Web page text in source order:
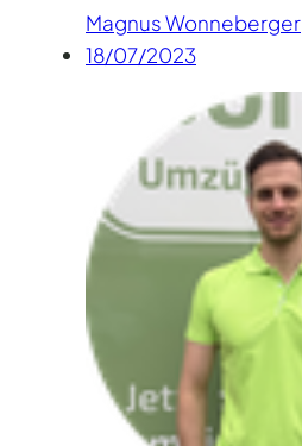
Magnus Wonneberger
18/07/2023